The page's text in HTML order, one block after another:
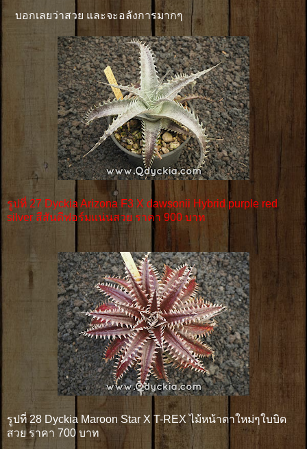
บอกเลยว่าสวย และจะอลังการมากๆ
รูปที่ 27 Dyckia Arizona F3 X dawsonii Hybrid purple red
silver สีสันดีฟอร์มเเน่นสวย ราคา 900 บาท
รูปที่ 28 Dyckia Maroon Star X T-REX ไม้หน้าตาใหม่ๆใบบิด
สวย ราคา 700 บาท